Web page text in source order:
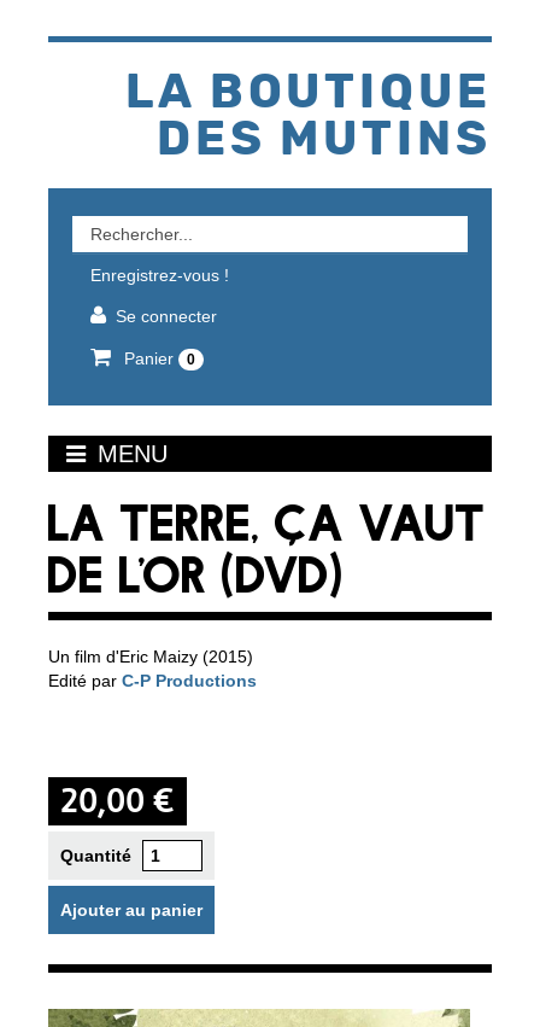
LA BOUTIQUE
DES MUTINS
Rechercher
un
produit
Enregistrez-vous !
Se connecter
Panier 0
MENU
LA TERRE, ÇA VAUT
DE L'OR (DVD)
Un film d'Eric Maizy (2015)
Edité par C-P Productions
20,00 €
Quantité
Ajouter au panier